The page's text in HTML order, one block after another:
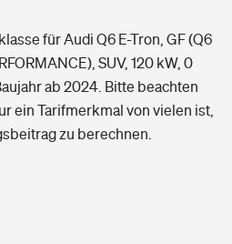
für Audi Q6 E-Tron, GF (Q6
SUV, 120 kW, 0
ab 2024. Bitte beachten
ein Tarifmerkmal von vielen ist,
zu berechnen.